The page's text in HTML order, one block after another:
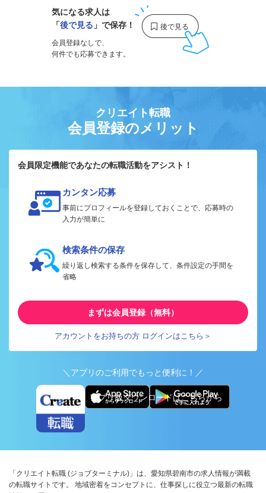
気になる求人は
「後で見る 」で保存！
会員登録なしで、
何件でも応募できます。
クリエイト転職
会員登録のメリット
会員限定機能であなたの転職活動をアシスト！
カンタン応募
事前にプロフィールを登録しておくことで、応募時の
入力が簡単に
検索条件の保存
繰り返し検索する条件を保存して、条件設定の手間を
省略
まずは会員登録（無料）
アカウントをお持ちの方 ログインはこちら＞
＼アプリのご利用でもっと便利に！／
アプリ版ダウンロードはこちらから
「クリエイト転職 (ジョブターミナル)」は、愛知県碧南市の求人情報が満載
の転職サイトです。 地域密着をコンセプトに、仕事探しに役立つ最新の転職